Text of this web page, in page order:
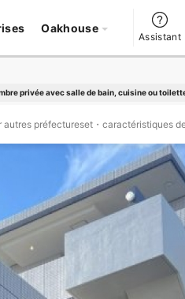
Oakhouse
Assistant
privée avec salle de bain, cuisine ou
autres préfectureset・caractéristiques